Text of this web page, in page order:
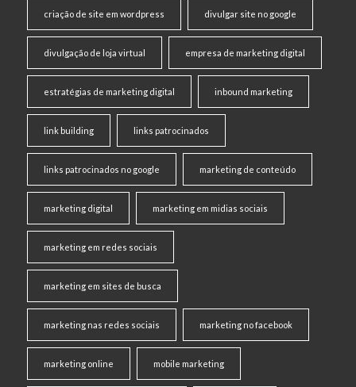
criação de site em wordpress divulgar site no google
divulgação de loja virtual empresa de marketing digital
estratégias de marketing digital inbound marketing
link building links patrocinados
links patrocinados no google marketing de conteúdo
marketing digital marketing em midias sociais
marketing em redes sociais
marketing em sites de busca
marketing nas redes sociais marketing no facebook
marketing online mobile marketing